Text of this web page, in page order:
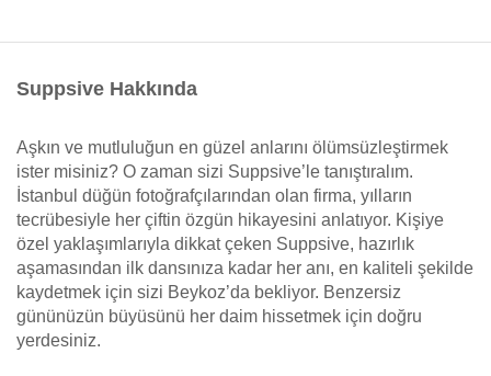
Suppsive Hakkında
Aşkın ve mutluluğun en güzel anlarını ölümsüzleştirmek
ister misiniz? O zaman sizi Suppsive’le tanıştıralım.
İstanbul düğün fotoğrafçılarından olan firma, yılların
tecrübesiyle her çiftin özgün hikayesini anlatıyor. Kişiye
özel yaklaşımlarıyla dikkat çeken Suppsive, hazırlık
aşamasından ilk dansınıza kadar her anı, en kaliteli şekilde
kaydetmek için sizi Beykoz’da bekliyor. Benzersiz
gününüzün büyüsünü her daim hissetmek için doğru
yerdesiniz.